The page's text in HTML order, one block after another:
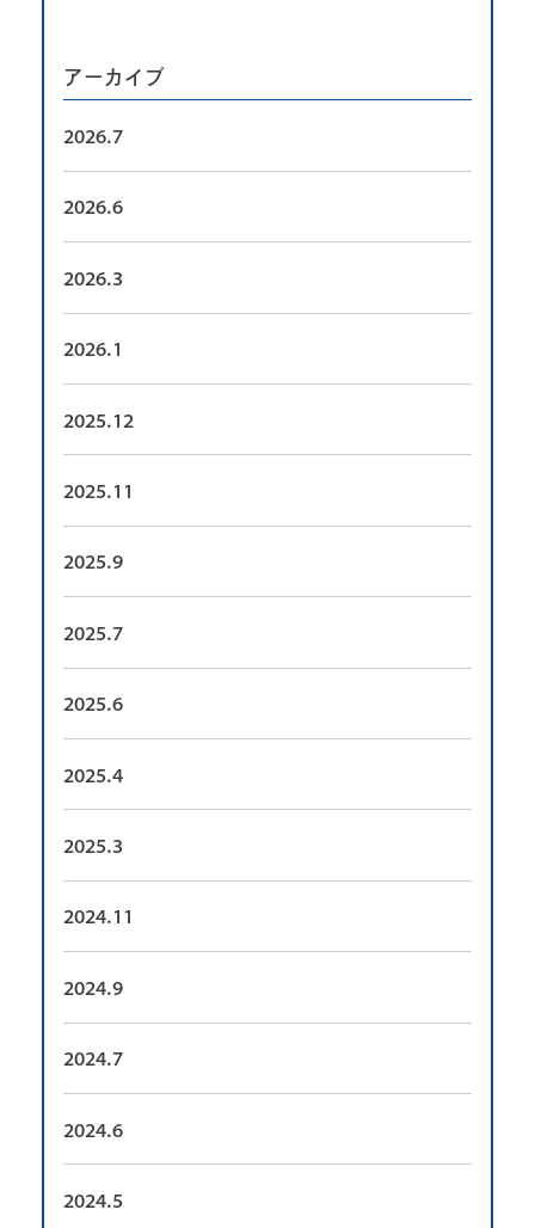
アーカイブ
2026.7
2026.6
2026.3
2026.1
2025.12
2025.11
2025.9
2025.7
2025.6
2025.4
2025.3
2024.11
2024.9
2024.7
2024.6
2024.5